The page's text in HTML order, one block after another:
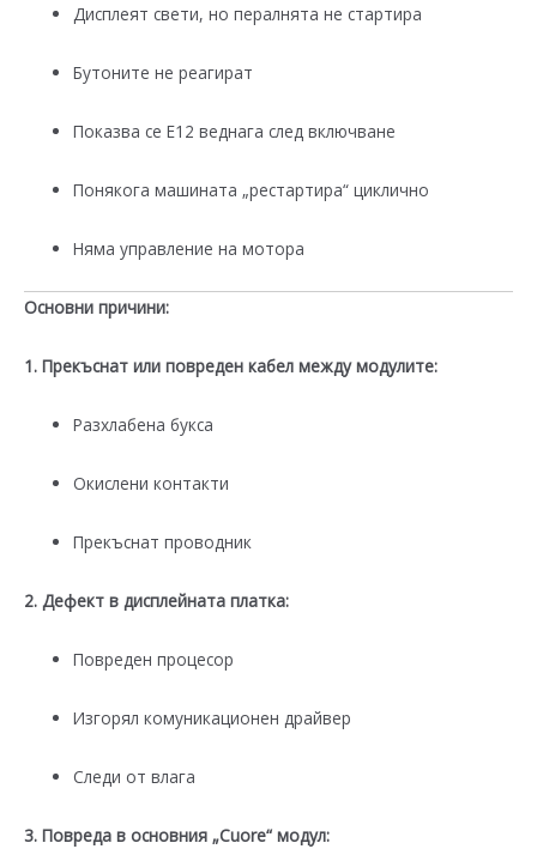
Дисплеят свети, но пералнята не стартира
Бутоните не реагират
Показва се E12 веднага след включване
Понякога машината „рестартира“ циклично
Няма управление на мотора
Основни причини:
1. Прекъснат или повреден кабел между модулите:
Разхлабена букса
Окислени контакти
Прекъснат проводник
2. Дефект в дисплейната платка:
Повреден процесор
Изгорял комуникационен драйвер
Следи от влага
3. Повреда в основния „Cuore“ модул: